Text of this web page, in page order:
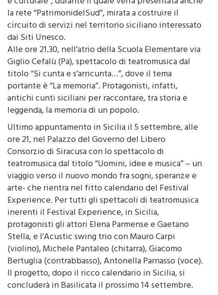
la rete “PatrimonidelSud”, mirata a costruire il
circuito di servizi nel territorio siciliano interessato
dai Siti Unesco.
Alle ore 21.30, nell’atrio della Scuola Elementare via
Giglio Cefalù (Pa), spettacolo di teatromusica dal
titolo “Si cunta e s’arricunta…”, dove il tema
portante è “La memoria”. Protagonisti, infatti,
antichi cunti siciliani per raccontare, tra storia e
leggenda, la memoria di un popolo.
Ultimo appuntamento in Sicilia il 5 settembre, alle
ore 21, nel Palazzo del Governo del Libero
Consorzio di Siracusa con lo spettacolo di
teatromusica dal titolo “Uomini, idee e musica” – un
viaggio verso il nuovo mondo fra sogni, speranze e
arte- che rientra nel fitto calendario del Festival
Experience. Per tutti gli spettacoli di teatromusica
inerenti il Festival Experience, in Sicilia,
protagonisti gli attori Elena Parmense e Gaetano
Stella, e l’Acustic swing trio con Mauro Carpi
(violino), Michele Pantaleo (chitarra), Giacomo
Bertuglia (contrabbasso), Antonella Parnasso (voce).
Il progetto, dopo il ricco calendario in Sicilia, si
concluderà in Basilicata il prossimo 14 settembre.